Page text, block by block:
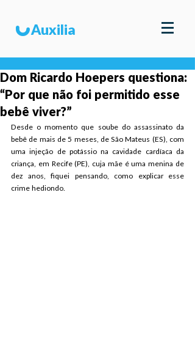
uAuxilia
Dom Ricardo Hoepers questiona:
“Por que não foi permitido esse
bebê viver?”
Desde o momento que soube do assassinato da
bebê de mais de 5 meses, de São Mateus (ES), com
uma injeção de potássio na cavidade cardíaca da
criança, em Recife (PE), cuja mãe é uma menina de
dez anos, fiquei pensando, como explicar esse
crime hediondo.